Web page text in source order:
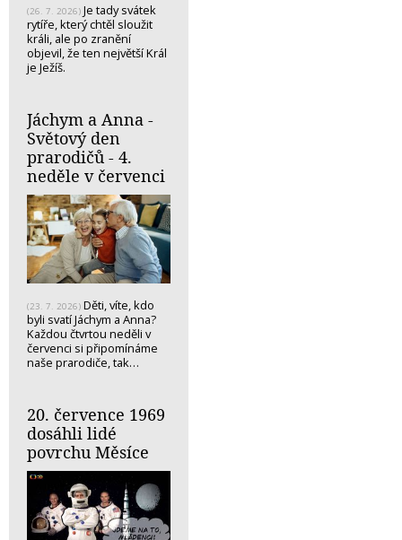
(26. 7. 2026) Je tady svátek
rytíře, který chtěl sloužit
králi, ale po zranění
objevil, že ten největší Král
je Ježíš.
Jáchym a Anna -
Světový den
prarodičů - 4.
neděle v červenci
(23. 7. 2026) Děti, víte, kdo
byli svatí Jáchym a Anna?
Každou čtvrtou neděli v
červenci si připomínáme
naše prarodiče, tak…
20. července 1969
dosáhli lidé
povrchu Měsíce